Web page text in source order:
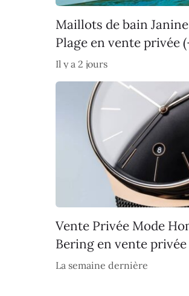
Maillots de bain
Plage en vente privée
Il y a 2 jours
Vente Privée Mode
Bering en vente
La semaine dernière